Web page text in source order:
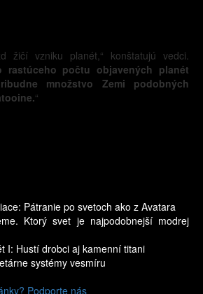
žičí vzniku planét,“ konštatujú vedci.
rastúceho počtu objavených planét
množstvo Zemi podobných
“
Pátranie po svetoch ako z Avatara
Ktorý svet je najpodobnejší modrej
I: Hustí drobci aj kamenní titani
systémy vesmíru
Podporte nás